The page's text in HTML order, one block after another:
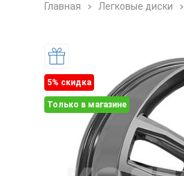
Главная Легковые диски
5% cкидка
Только в магазине